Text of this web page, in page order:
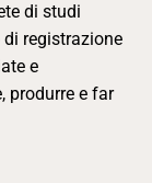
di studi
registrazione
e
produrre e far